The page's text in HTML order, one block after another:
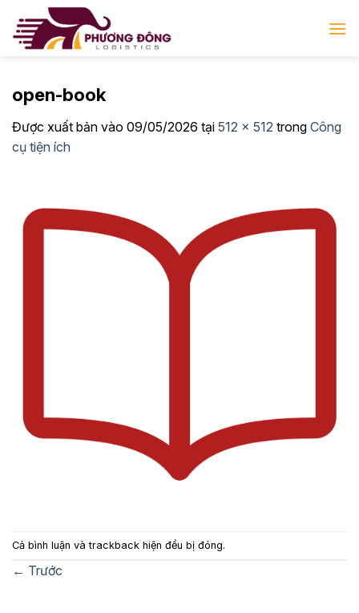
qua
open-book
Được xuất bản vào 09/05/2026 tại 512 × 512 trong Công
cụ tiện ích
Cả bình luận và trackback hiện đều bị đóng.
← Trước